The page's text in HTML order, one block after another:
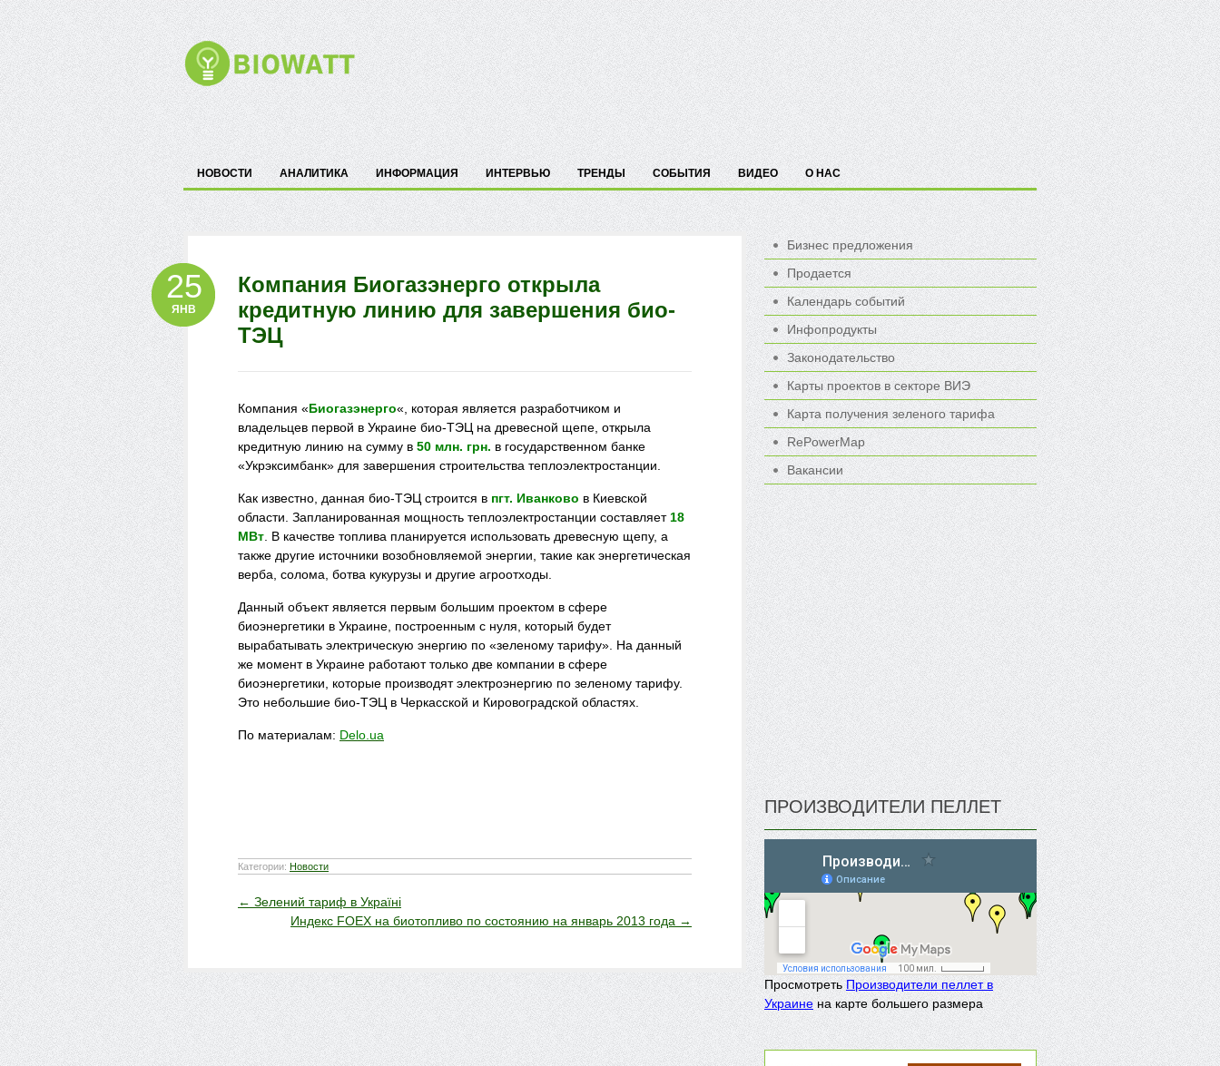
НОВОСТИ АНАЛИТИКА ИНФОРМАЦИЯ ИНТЕРВЬЮ ТРЕНДЫ СОБЫТИЯ ВИДЕО О НАС
Компания Биогазэнерго открыла
кредитную линию для завершения био-
ТЭЦ
25
ЯНВ
Компания «Биогазэнерго«, которая является разработчиком и
владельцев первой в Украине био-ТЭЦ на древесной щепе, открыла
кредитную линию на сумму в 50 млн. грн. в государственном банке
«Укрэксимбанк» для завершения строительства теплоэлектростанции.
Как известно, данная био-ТЭЦ строится в пгт. Иванково в Киевской
области. Запланированная мощность теплоэлектростанции составляет 18
МВт . В качестве топлива планируется использовать древесную щепу, а
также другие источники возобновляемой энергии, такие как энергетическая
верба, солома, ботва кукурузы и другие агроотходы.
Данный объект является первым большим проектом в сфере
биоэнергетики в Украине, построенным с нуля, который будет
вырабатывать электрическую энергию по «зеленому тарифу». На данный
же момент в Украине работают только две компании в сфере
биоэнергетики, которые производят электроэнергию по зеленому тарифу.
Это небольшие био-ТЭЦ в Черкасской и Кировоградской областях.
По материалам: Delo.ua
Категории: Новости
← Зелений тариф в Україні
Индекс FOEX на биотопливо по состоянию на январь 2013 года →
Бизнес предложения
Продается
Календарь событий
Инфопродукты
Законодательство
Карты проектов в секторе ВИЭ
Карта получения зеленого тарифа
RePowerMap
Вакансии
ПРОИЗВОДИТЕЛИ ПЕЛЛЕТ
ПросмотретьПроизводители пеллет в
Украине на карте большего размера